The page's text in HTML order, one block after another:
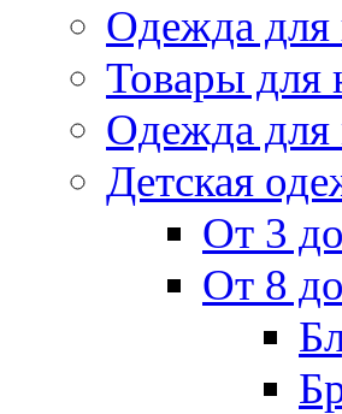
Одежда для
Товары для
Одежда
Детская
От 3
От 8